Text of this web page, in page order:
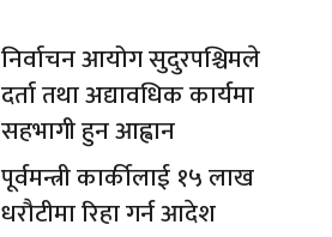
निर्वाचन आयोग सुदुरपश्चिमले
दर्ता तथा अद्यावधिक कार्यमा
सहभागी हुन आह्वान
पूर्वमन्त्री कार्कीलाई १५ लाख
धरौटीमा रिहा गर्न आदेश